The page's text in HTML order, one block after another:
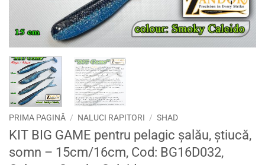
PRIMA PAGINĂ / NALUCI RAPITORI / SHAD
KIT BIG GAME pentru pelagic șalău, știucă,
somn – 15cm/16cm, Cod: BG16D032,